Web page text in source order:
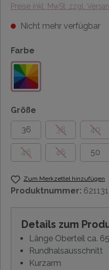
Preise inkl. MwSt. zzgl.
Nicht mehr verfügbar
Farbe
Größe
36
38 40
46 48 50
Zum Merkzettel hinzufügen
Produktnummer:
Details zum
Länge Oberteil ca.
Rundhalsausschnitt
Kurzarm